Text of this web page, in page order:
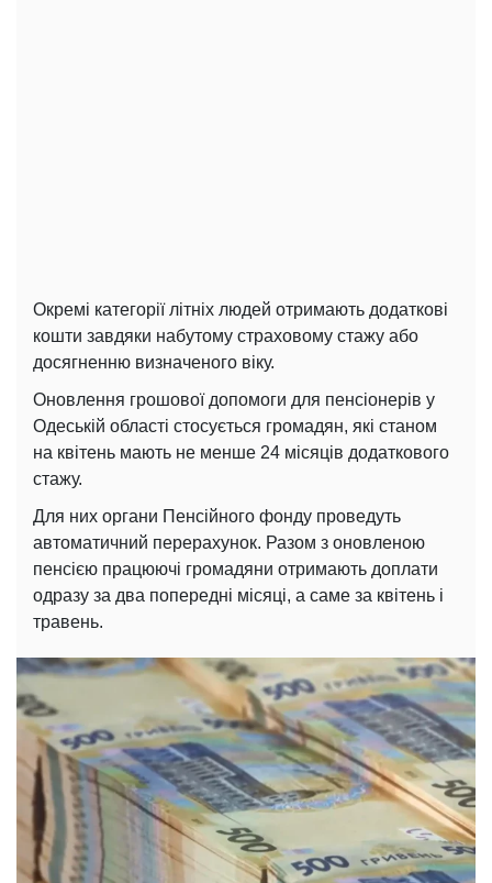
Окремі категорії літніх людей отримають додаткові
кошти завдяки набутому страховому стажу або
досягненню визначеного віку.
Оновлення грошової допомоги для пенсіонерів у
Одеській області стосується громадян, які станом
на квітень мають не менше 24 місяців додаткового
стажу.
Для них органи Пенсійного фонду проведуть
автоматичний перерахунок. Разом з оновленою
пенсією працюючі громадяни отримають доплати
одразу за два попередні місяці, а саме за квітень і
травень.